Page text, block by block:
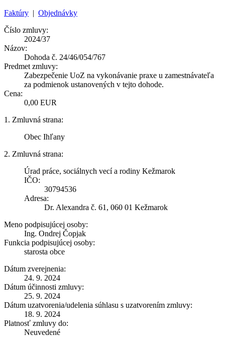
Faktúry | Objednávky
Číslo zmluvy:
2024/37
Názov:
Dohoda č. 24/46/054/767
Predmet zmluvy:
Zabezpečenie UoZ na vykonávanie praxe u zamestnávateľa
za podmienok ustanovených v tejto dohode.
Cena:
0,00 EUR
1. Zmluvná strana:
Obec Ihľany
2. Zmluvná strana:
Úrad práce, sociálnych vecí a rodiny Kežmarok
IČO:
30794536
Adresa:
Dr. Alexandra č. 61, 060 01 Kežmarok
Meno podpisujúcej osoby:
Ing. Ondrej Čopjak
Funkcia podpisujúcej osoby:
starosta obce
Dátum zverejnenia:
24. 9. 2024
Dátum účinnosti zmluvy:
25. 9. 2024
Dátum uzatvorenia/udelenia súhlasu s uzatvorením zmluvy:
18. 9. 2024
Platnosť zmluvy do:
Neuvedené